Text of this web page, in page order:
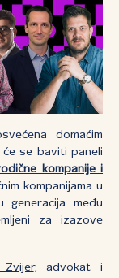
domaćim
se baviti paneli
kompanije i
kompanijama u
među
za izazove
Zvijer, advokat i